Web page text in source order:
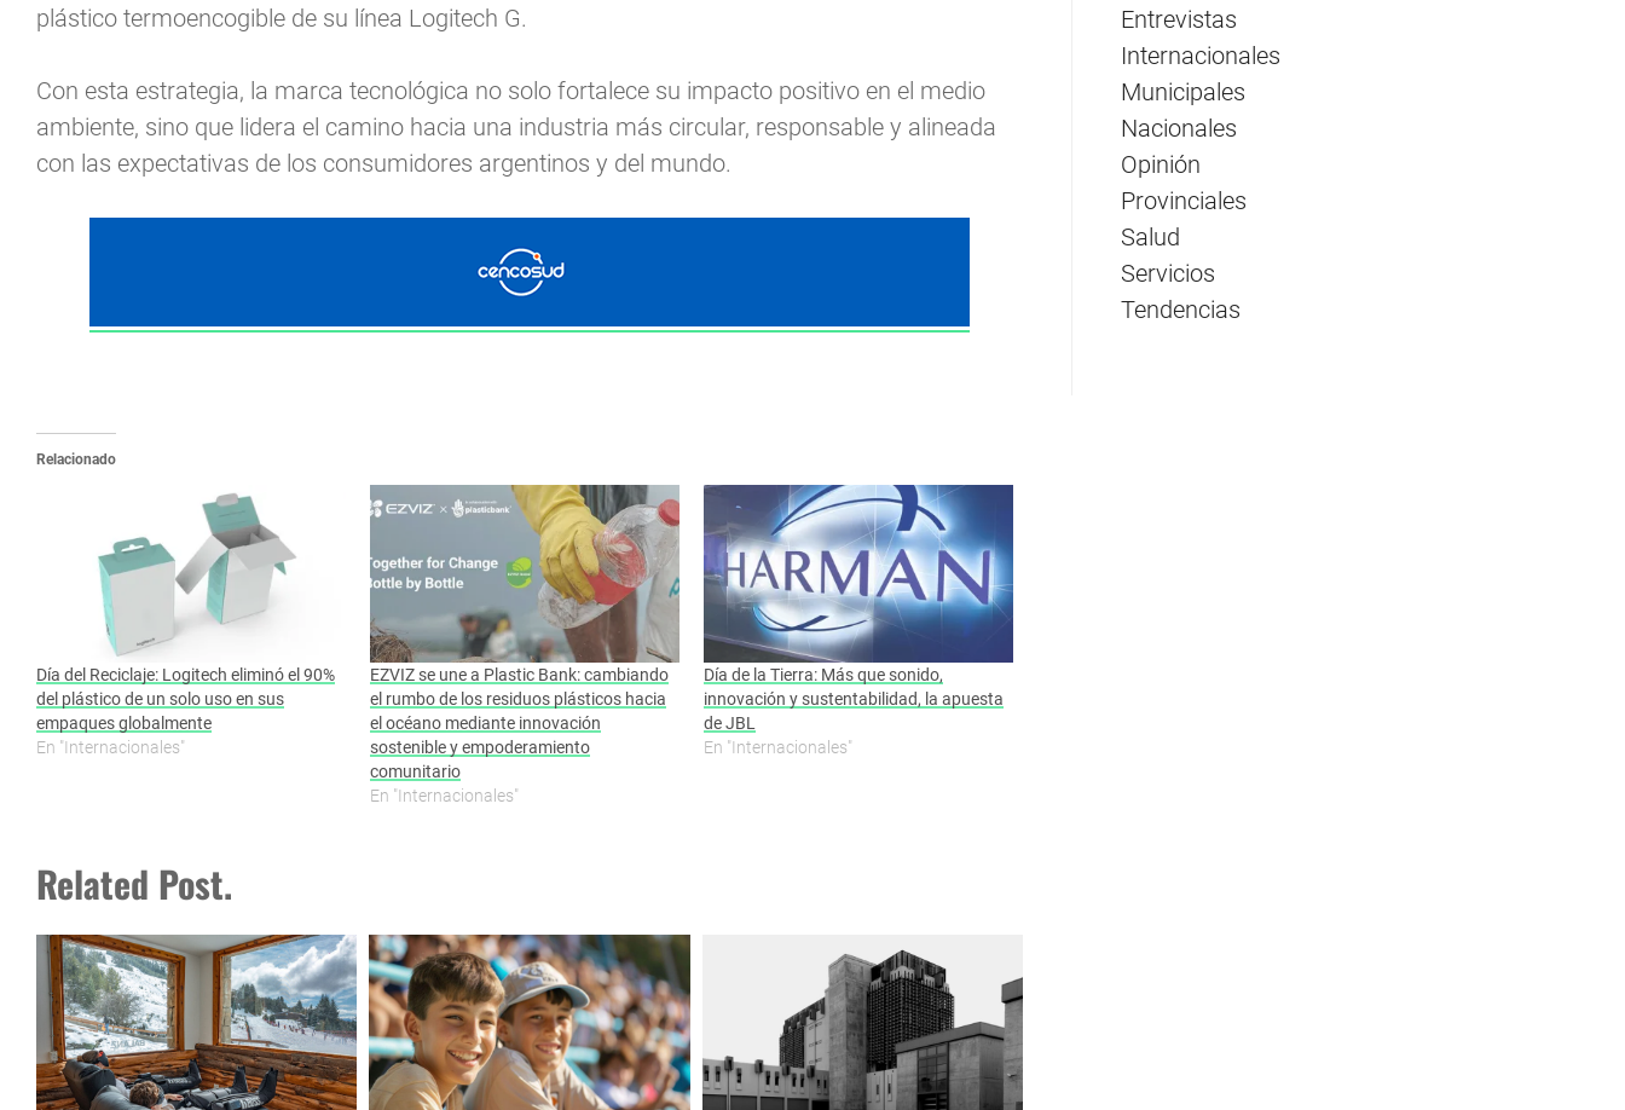
plástico termoencogible de su línea Logitech G.
Con esta estrategia, la marca tecnológica no solo fortalece su impacto positivo en el medio
ambiente, sino que lidera el camino hacia una industria más circular, responsable y alineada
con las expectativas de los consumidores argentinos y del mundo.
Relacionado
Día del Reciclaje: Logitech eliminó el 90%
del plástico de un solo uso en sus
empaques globalmente
En "Internacionales"
EZVIZ se une a Plastic Bank: cambiando
el rumbo de los residuos plásticos hacia
el océano mediante innovación
sostenible y empoderamiento
comunitario
En "Internacionales"
Día de la Tierra: Más que sonido,
innovación y sustentabilidad, la apuesta
de JBL
En "Internacionales"
Related Post.
Entrevistas
Internacionales
Municipales
Nacionales
Opinión
Provinciales
Salud
Servicios
Tendencias